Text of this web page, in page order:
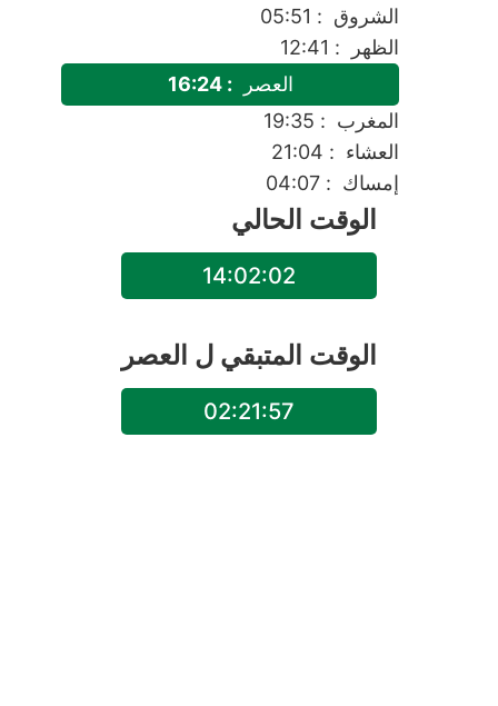
الشروق : 05:51
الظهر
: 12:41
العصر
: 16:24
المغرب : 19:35
العشاء : 21:04
إمساك : 04:07
الوقت الحالي
14:02:02
الوقت المتبقي ل العصر
02:21:57